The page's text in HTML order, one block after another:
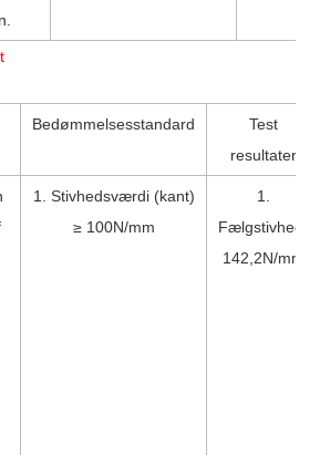
Bedømmelsesstandard
Test
resultater
1. Stivhedsværdi (kant)
≥ 100N/mm
1.
Fælgstivhed:
142,2N/mm